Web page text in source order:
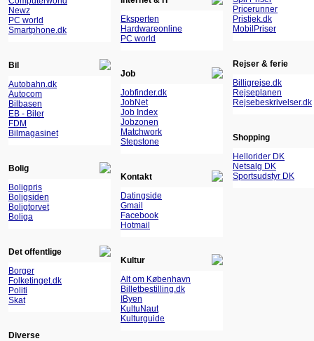
Newz
PC world
Smartphone.dk
Bil
Autobahn.dk
Autocom
Bilbasen
EB - Biler
FDM
Bilmagasinet
Bolig
Boligpris
Boligsiden
Boligtorvet
Boliga
Det offentlige
Borger
Folketinget.dk
Politi
Skat
Diverse
Eksperten
Hardwareonline
PC world
Job
Jobfinder.dk
JobNet
Job Index
Jobzonen
Matchwork
Stepstone
Kontakt
Datingside
Gmail
Facebook
Hotmail
Kultur
Alt om København
Billetbestilling.dk
IByen
KultuNaut
Kulturguide
Pricerunner
Pristjek.dk
MobilPriser
Rejser & ferie
Billigrejse.dk
Rejseplanen
Rejsebeskrivelser.dk
Shopping
Hellorider DK
Netsalg DK
Sportsudstyr DK